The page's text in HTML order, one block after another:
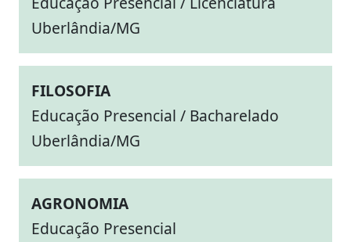
Uberlândia/MG
FILOSOFIA
Educação Presencial / Bacharelado
Uberlândia/MG
AGRONOMIA
Educação Presencial